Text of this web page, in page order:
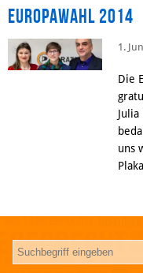
Europawahl 2014
1.
Die
uns